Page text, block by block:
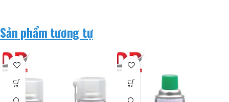
Sản phẩm tương tự